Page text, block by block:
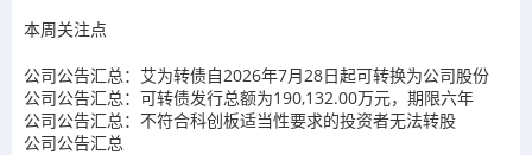
本周关注点
公司公告汇总：艾为转债自2026年7月28日起可转换为公司股份
公司公告汇总：可转债发行总额为190,132.00万元，期限六年
公司公告汇总：不符合科创板适当性要求的投资者无法转股
公司公告汇总